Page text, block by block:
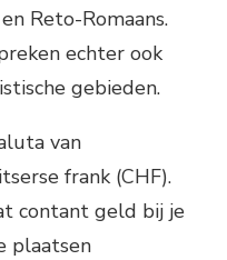
Reto-Romaans.
echter ook
gebieden.
van
frank (CHF).
contant geld bij je
plaatsen